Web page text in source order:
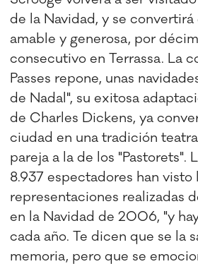
de la Navidad, y se convertirá
amable y generosa, por
consecutivo en Terrassa. La
Passes repone, unas
de Nadal", su exitosa
de Charles Dickens, ya
ciudad en una tradición
pareja a la de los "Pastorets".
8.937 espectadores han visto
representaciones realizadas
en la Navidad de 2006, "y
cada año. Te dicen que se la
memoria, pero que se